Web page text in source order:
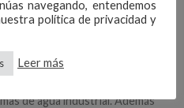
tienen la capacidad
y otras bacterias en su
inhibición de la Pseudomonas
de agua industrial. Además
navegando, entendemos
política de privacidad y
Leer más